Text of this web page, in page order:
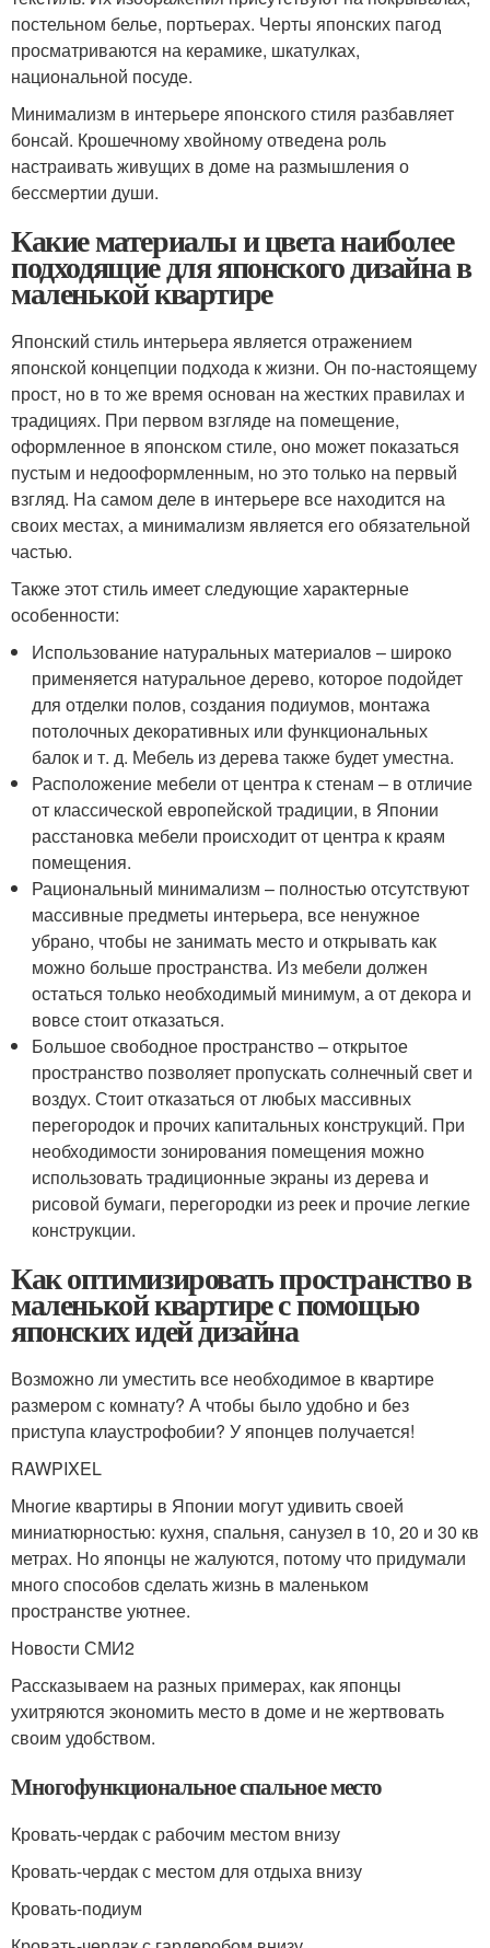
постельном белье, портьерах. Черты японских пагод
просматриваются на керамике, шкатулках,
национальной посуде.
Минимализм в интерьере японского стиля разбавляет
бонсай. Крошечному хвойному отведена роль
настраивать живущих в доме на размышления о
бессмертии души.
Какие материалы и цвета наиболее
подходящие для японского дизайна в
маленькой квартире
Японский стиль интерьера является отражением
японской концепции подхода к жизни. Он по-настоящему
прост, но в то же время основан на жестких правилах и
традициях. При первом взгляде на помещение,
оформленное в японском стиле, оно может показаться
пустым и недооформленным, но это только на первый
взгляд. На самом деле в интерьере все находится на
своих местах, а минимализм является его обязательной
частью.
Также этот стиль имеет следующие характерные
особенности:
Использование натуральных материалов – широко
применяется натуральное дерево, которое подойдет
для отделки полов, создания подиумов, монтажа
потолочных декоративных или функциональных
балок и т. д. Мебель из дерева также будет уместна.
Расположение мебели от центра к стенам – в отличие
от классической европейской традиции, в Японии
расстановка мебели происходит от центра к краям
помещения.
Рациональный минимализм – полностью отсутствуют
массивные предметы интерьера, все ненужное
убрано, чтобы не занимать место и открывать как
можно больше пространства. Из мебели должен
остаться только необходимый минимум, а от декора и
вовсе стоит отказаться.
Большое свободное пространство – открытое
пространство позволяет пропускать солнечный свет и
воздух. Стоит отказаться от любых массивных
перегородок и прочих капитальных конструкций. При
необходимости зонирования помещения можно
использовать традиционные экраны из дерева и
рисовой бумаги, перегородки из реек и прочие легкие
конструкции.
Как оптимизировать пространство в
маленькой квартире с помощью
японских идей дизайна
Возможно ли уместить все необходимое в квартире
размером с комнату? А чтобы было удобно и без
приступа клаустрофобии? У японцев получается!
RAWPIXEL
Многие квартиры в Японии могут удивить своей
миниатюрностью: кухня, спальня, санузел в 10, 20 и 30 кв
метрах. Но японцы не жалуются, потому что придумали
много способов сделать жизнь в маленьком
пространстве уютнее.
Новости СМИ2
Рассказываем на разных примерах, как японцы
ухитряются экономить место в доме и не жертвовать
своим удобством.
Многофункциональное спальное место
Кровать-чердак с рабочим местом внизу
Кровать-чердак с местом для отдыха внизу
Кровать-подиум